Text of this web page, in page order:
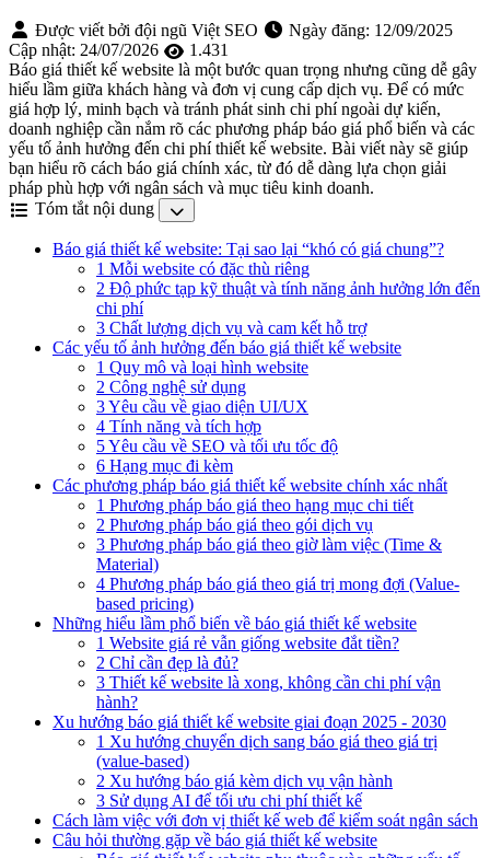
Được viết bởi đội ngũ Việt SEO Ngày đăng: 12/09/2025
Cập nhật: 24/07/2026
1.431
Báo giá thiết kế website là một bước quan trọng nhưng cũng dễ gây
hiểu lầm giữa khách hàng và đơn vị cung cấp dịch vụ. Để có mức
giá hợp lý, minh bạch và tránh phát sinh chi phí ngoài dự kiến,
doanh nghiệp cần nắm rõ các phương pháp báo giá phổ biến và các
yếu tố ảnh hưởng đến chi phí thiết kế website. Bài viết này sẽ giúp
bạn hiểu rõ cách báo giá chính xác, từ đó dễ dàng lựa chọn giải
pháp phù hợp với ngân sách và mục tiêu kinh doanh.
Tóm tắt nội dung
Báo giá thiết kế website: Tại sao lại “khó có giá chung”?
1 Mỗi website có đặc thù riêng
2 Độ phức tạp kỹ thuật và tính năng ảnh hưởng lớn đến
chi phí
3 Chất lượng dịch vụ và cam kết hỗ trợ
Các yếu tố ảnh hưởng đến báo giá thiết kế website
1 Quy mô và loại hình website
2 Công nghệ sử dụng
3 Yêu cầu về giao diện UI/UX
4 Tính năng và tích hợp
5 Yêu cầu về SEO và tối ưu tốc độ
6 Hạng mục đi kèm
Các phương pháp báo giá thiết kế website chính xác nhất
1 Phương pháp báo giá theo hạng mục chi tiết
2 Phương pháp báo giá theo gói dịch vụ
3 Phương pháp báo giá theo giờ làm việc (Time &
Material)
4 Phương pháp báo giá theo giá trị mong đợi (Value-
based pricing)
Những hiểu lầm phổ biến về báo giá thiết kế website
1 Website giá rẻ vẫn giống website đắt tiền?
2 Chỉ cần đẹp là đủ?
3 Thiết kế website là xong, không cần chi phí vận
hành?
Xu hướng báo giá thiết kế website giai đoạn 2025 - 2030
1 Xu hướng chuyển dịch sang báo giá theo giá trị
(value-based)
2 Xu hướng báo giá kèm dịch vụ vận hành
3 Sử dụng AI để tối ưu chi phí thiết kế
Cách làm việc với đơn vị thiết kế web để kiểm soát ngân sách
Câu hỏi thường gặp về báo giá thiết kế website